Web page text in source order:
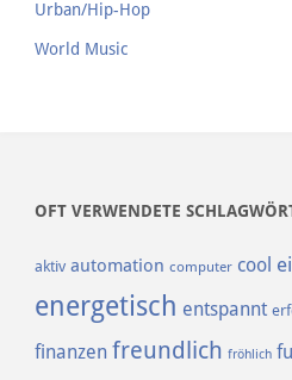
Urban/Hip-Hop
World Music
OFT VERWENDETE
aktiv automation computer cool
energetisch entspannt
finanzen freundlich fröhlich